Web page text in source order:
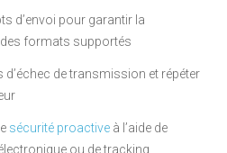
d’envoi pour garantir la
des formats supportés
de transmission et répéter
sécurité proactive à l’aide de
ou de tracking